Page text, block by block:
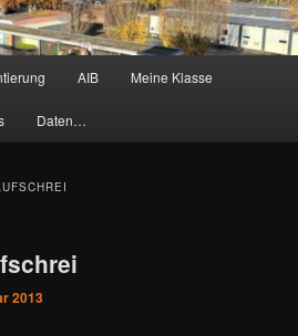
AIB Meine Klasse
Daten…
2013